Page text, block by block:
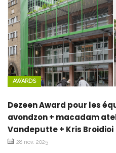
AWARDS
Dezeen Award pour les
avondzon + macadam
Vandeputte + Kris Broidioi
28 nov. 2025